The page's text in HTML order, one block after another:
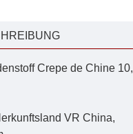
Crepe de Chine 10,
VR China,